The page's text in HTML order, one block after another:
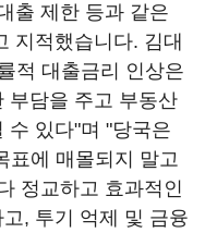
출 제한 등과 같은
지적했습니다. 김대
적 대출금리 인상은
부담을 주고 부동산
수 있다"며 "당국은
표에 매몰되지 말고
정교하고 효과적인
, 투기 억제 및 금융